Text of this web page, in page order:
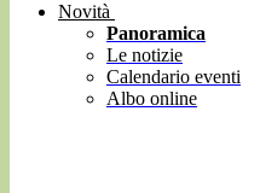
Novità
Panoramica
Le notizie
Calendario eventi
Albo online